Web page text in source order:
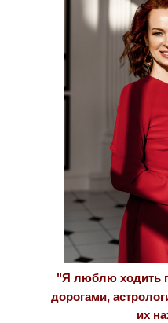
"Я люблю ходить
дорогами,
их